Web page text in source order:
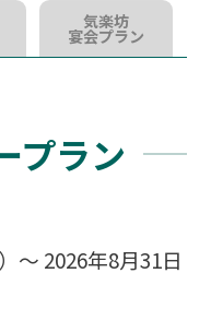
気楽坊
宴会プラン
プラン
～ 2026年8月31日